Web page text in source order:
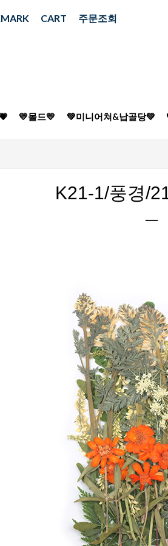
CART 주문조회
💛몰드💛 💚미니어쳐&납골당💚
K21-1/풍경/
ㅡ